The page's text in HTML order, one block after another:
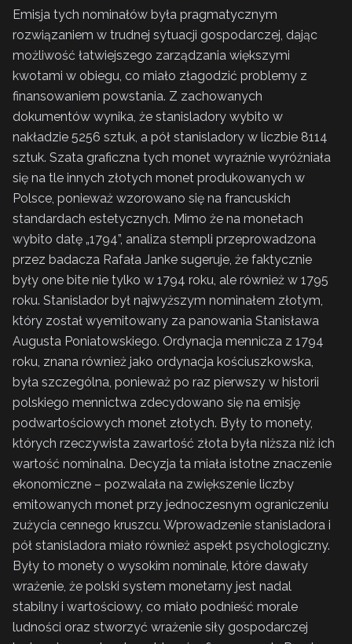
Emisja tych nominałów była pragmatycznym
rozwiązaniem w trudnej sytuacji gospodarczej, dając
możliwość łatwiejszego zarządzania większymi
kwotami w obiegu, co miało złagodzić problemy z
finansowaniem powstania. Z zachowanych
dokumentów wynika, że stanisladory wybito w
nakładzie 5256 sztuk, a pół stanisladory w liczbie 8114
sztuk. Szata graficzna tych monet wyraźnie wyróżniała
się na tle innych złotych monet produkowanych w
Polsce, ponieważ wzorowano się na francuskich
standardach estetycznych. Mimo że na monetach
wybito datę „1794”, analiza stempli przeprowadzona
przez badacza Rafała Janke sugeruje, że faktycznie
były one bite nie tylko w 1794 roku, ale również w 1795
roku. Stanislador był najwyższym nominałem złotym,
który został wyemitowany za panowania Stanisława
Augusta Poniatowskiego. Ordynacja mennicza z 1794
roku, znana również jako ordynacja kościuszkowska,
była szczególna, ponieważ po raz pierwszy w historii
polskiego mennictwa zdecydowano się na emisję
podwartościowych monet złotych. Były to monety,
których rzeczywista zawartość złota była niższa niż ich
wartość nominalna. Decyzja ta miała istotne znaczenie
ekonomiczne – pozwalała na zwiększenie liczby
emitowanych monet przy jednoczesnym ograniczeniu
zużycia cennego kruszcu. Wprowadzenie stanisladora i
pół stanisladora miało również aspekt psychologiczny.
Były to monety o wysokim nominale, które dawały
wrażenie, że polski system monetarny jest nadal
stabilny i wartościowy, co miało podnieść morale
ludności oraz stworzyć wrażenie siły gospodarczej